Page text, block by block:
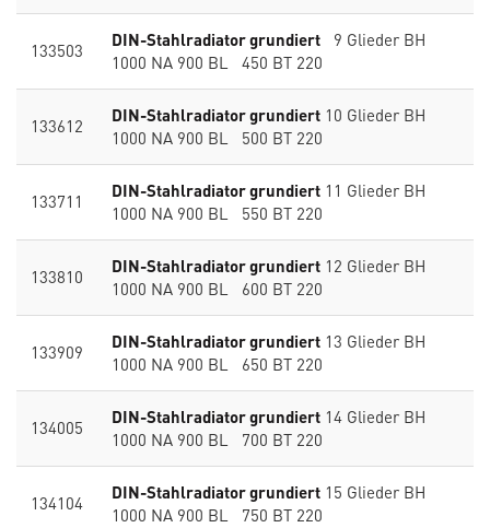
133503 DIN-Stahlradiator grundiert 9 Glieder BH
1000 NA 900 BL 450 BT 220
133612 DIN-Stahlradiator grundiert 10 Glieder BH
1000 NA 900 BL 500 BT 220
133711 DIN-Stahlradiator grundiert 11 Glieder BH
1000 NA 900 BL 550 BT 220
133810 DIN-Stahlradiator grundiert 12 Glieder BH
1000 NA 900 BL 600 BT 220
133909 DIN-Stahlradiator grundiert 13 Glieder BH
1000 NA 900 BL 650 BT 220
134005 DIN-Stahlradiator grundiert 14 Glieder BH
1000 NA 900 BL 700 BT 220
134104 DIN-Stahlradiator grundiert 15 Glieder BH
1000 NA 900 BL 750 BT 220